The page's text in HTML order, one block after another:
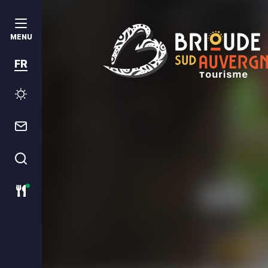
MENU
FR
Météo
Contact
Restaurants ouverts ce jour